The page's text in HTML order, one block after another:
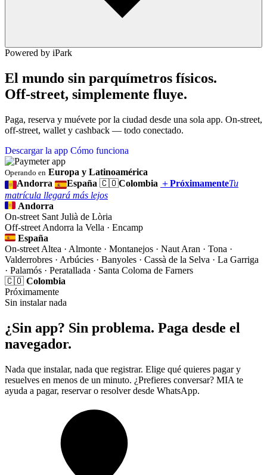
Powered by iPark
El mundo sin parquímetros físicos.
Off-street, simplemente fluye.
Paga, reserva y muévete por la ciudad desde una sola app. On-street,
off-street, wallet y cashback — todo conectado.
Descargar la app Cómo funciona
Operando en Europa y Latinoamérica
Andorra
España 🇨🇴Colombia ＋PróximamenteTu
matrícula llegará más lejos
Andorra
On-street Sant Julià de Lòria
Off-street Andorra la Vella · Encamp
España
On-street Altea · Almonte · Montanejos · Naut Aran · Tona ·
Valderrobres · Arbúcies · Banyoles · Cassà de la Selva · La Garriga
· Palamós · Peratallada · Santa Coloma de Farners
🇨🇴 Colombia
Próximamente
Sin instalar nada
¿Sin app? Sin problema. Paga desde el
navegador.
Nada que instalar, nada que registrar. Elige qué quieres pagar y
resuelves en menos de un minuto. ¿Prefieres conversar? MIA te
ayuda a pagar, reservar o resolver desde WhatsApp.